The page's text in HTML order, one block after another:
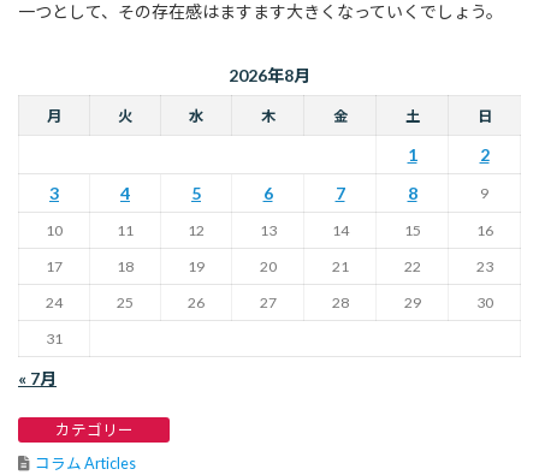
一つとして、その存在感はますます大きくなっていくでしょう。
2026年8月
月 火 水 木 金 土 日
1
2
3
4 5 6 7 8 9
10 11 12 13 14 15
16
17
18 19 20 21 22
23
24
25 26 27 28 29
30
31
« 7月
カテゴリー
コラム Articles